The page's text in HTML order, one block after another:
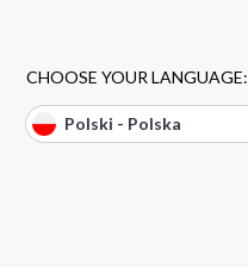
CHOOSE YOUR LANGUAGE:
Polski - Polska